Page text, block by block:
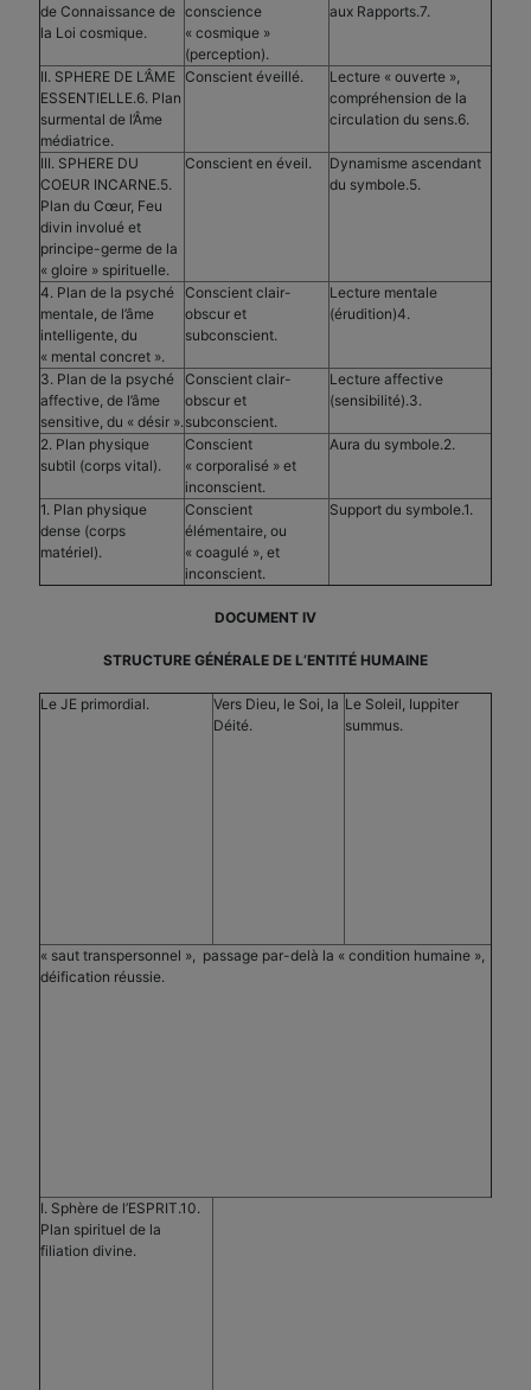
de Connaissance de
la Loi cosmique.
conscience
« cosmique »
(perception).
aux Rapports.7.
II. SPHERE DE L’ÂME
ESSENTIELLE.6. Plan
surmental de l’Âme
médiatrice.
Conscient éveillé.
Lecture « ouverte »,
compréhension de la
circulation du sens.6.
III. SPHERE DU
COEUR INCARNE.5.
Plan du Cœur, Feu
divin involué et
principe-germe de la
« gloire » spirituelle.
Conscient en éveil.
Dynamisme ascendant
du symbole.5.
4. Plan de la psyché
mentale, de l’âme
intelligente, du
« mental concret ».
Conscient clair-
obscur et
subconscient.
Lecture mentale
(érudition)4.
3. Plan de la psyché
affective, de l’âme
sensitive, du « désir ».
Conscient clair-
obscur et
subconscient.
Lecture affective
(sensibilité).3.
2. Plan physique
subtil (corps vital).
Conscient
« corporalisé » et
inconscient.
Aura du symbole.2.
1. Plan physique
dense (corps
matériel).
Conscient
élémentaire, ou
« coagulé », et
inconscient.
Support du symbole.1.
DOCUMENT IV
STRUCTURE GÉNÉRALE DE L’ENTITÉ HUMAINE
Le JE primordial.
Vers Dieu, le Soi, la
Déité.
Le Soleil, Iuppiter
summus.
« saut transpersonnel », passage par-delà la « condition humaine »,
déification réussie.
I. Sphère de l’ESPRIT.10.
Plan spirituel de la
filiation divine.